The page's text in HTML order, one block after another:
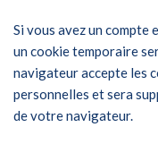
Si vous avez un compte
un cookie temporaire
navigateur accepte les
personnelles et sera
de votre navigateur.